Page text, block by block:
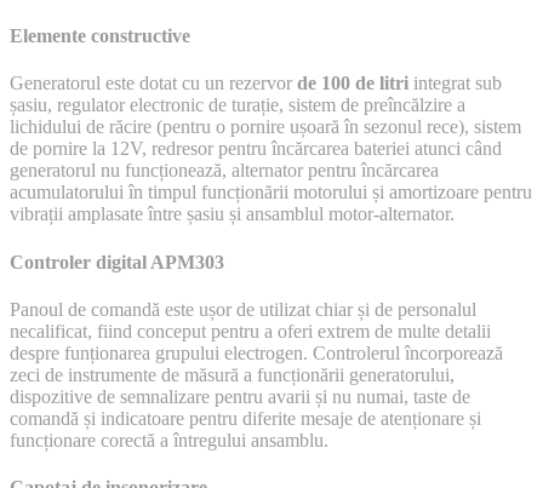
Elemente constructive
Generatorul este dotat cu un rezervor de 100 de litri integrat sub
șasiu, regulator electronic de turație, sistem de preîncălzire a
lichidului de răcire (pentru o pornire ușoară în sezonul rece), sistem
de pornire la 12V, redresor pentru încărcarea bateriei atunci când
generatorul nu funcționează, alternator pentru încărcarea
acumulatorului în timpul funcționării motorului și amortizoare pentru
vibrații amplasate între șasiu și ansamblul motor-alternator.
Controler digital APM303
Panoul de comandă este ușor de utilizat chiar și de personalul
necalificat, fiind conceput pentru a oferi extrem de multe detalii
despre funționarea grupului electrogen. Controlerul încorporează
zeci de instrumente de măsură a funcționării generatorului,
dispozitive de semnalizare pentru avarii și nu numai, taste de
comandă și indicatoare pentru diferite mesaje de atenționare și
funcționare corectă a întregului ansamblu.